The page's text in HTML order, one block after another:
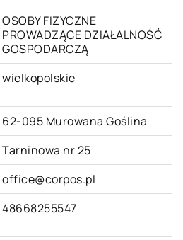
OSOBY FIZYCZNE
PROWADZĄCE DZIAŁALNOŚĆ
GOSPODARCZĄ
wielkopolskie
62-095 Murowana Goślina
Tarninowa nr 25
office@corpos.pl
48668255547